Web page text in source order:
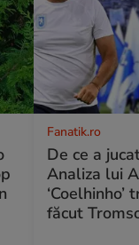
Fanatik.ro
De ce a
Analiza lui
‘Coelhinho’
făcut